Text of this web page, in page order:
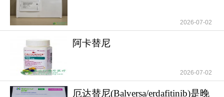
2026-07-02
阿卡替尼
2026-07-02
厄达替尼(Balversa/erdafitinib)是晚